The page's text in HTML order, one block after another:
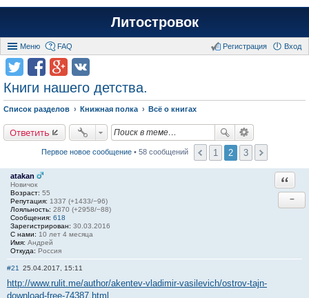
Литостровок
Меню FAQ Вход
Регистрация
Книги нашего детства.
Список разделов Книжная полка Всё о книгах
Ответить
Первое новое сообщение • 58 сообщений 1 2 3
atakan
Новичок
Возраст: 55
Репутация: 1337 (+1433/−96)
Лояльность: 2870 (+2958/−88)
Сообщения: 618
Зарегистрирован: 30.03.2016
С нами: 10 лет 4 месяца
Имя: Андрей
Откуда: Россия
−
#21 25.04.2017, 15:11
http://www.rulit.me/author/akentev-vladimir-vasilevich/ostrov-tajn-
download-free-74387.html